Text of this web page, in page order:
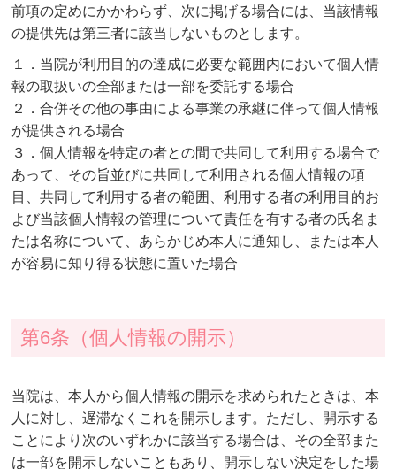
前項の定めにかかわらず、次に掲げる場合には、当該情報
の提供先は第三者に該当しないものとします。
１．当院が利用目的の達成に必要な範囲内において個人情
報の取扱いの全部または一部を委託する場合
２．合併その他の事由による事業の承継に伴って個人情報
が提供される場合
３．個人情報を特定の者との間で共同して利用する場合で
あって、その旨並びに共同して利用される個人情報の項
目、共同して利用する者の範囲、利用する者の利用目的お
よび当該個人情報の管理について責任を有する者の氏名ま
たは名称について、あらかじめ本人に通知し、または本人
が容易に知り得る状態に置いた場合
第6条（個人情報の開示）
当院は、本人から個人情報の開示を求められたときは、本
人に対し、遅滞なくこれを開示します。ただし、開示する
ことにより次のいずれかに該当する場合は、その全部また
は一部を開示しないこともあり、開示しない決定をした場